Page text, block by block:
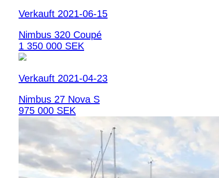
Verkauft 2021-06-15
Nimbus 320 Coupé
1 350 000 SEK
Verkauft 2021-04-23
Nimbus 27 Nova S
975 000 SEK